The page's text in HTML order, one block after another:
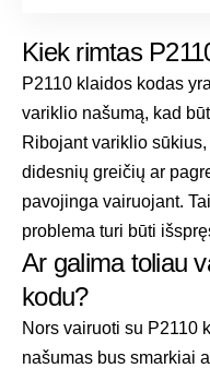
Kiek rimtas
P2110 klaidos kodas
variklio našumą, kad
Ribojant variklio
didesnių greičių ar
pavojinga vairuojant.
problema turi būti
Ar galima toliau
kodu?
Nors vairuoti su P2110
našumas bus smarkiai